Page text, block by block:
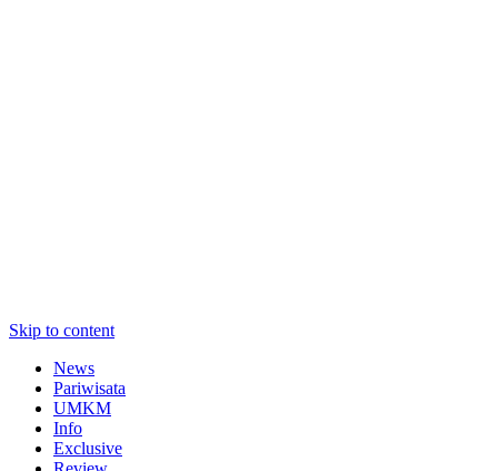
Skip to content
News
Pariwisata
UMKM
Info
Exclusive